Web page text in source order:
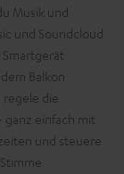
Musik und
und Soundcloud
Balkon
regele die
ganz einfach mit
und steuere